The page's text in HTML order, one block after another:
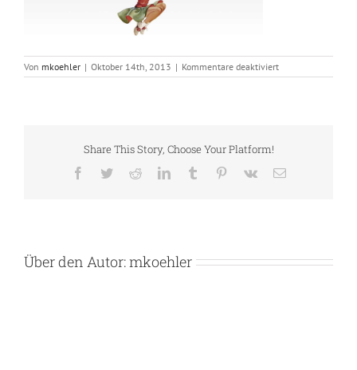
Von mkoehler | Oktober 14th, 2013 | Kommentare deaktiviertfür
elastic2
Share This Story, Choose Your Platform!
Facebook
TwitterRedditLinkedInTumblr Pinterest
Vk
E-
Über den Autor:mkoehler